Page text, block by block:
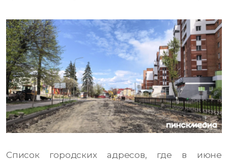
Список городских адресов, где в июне